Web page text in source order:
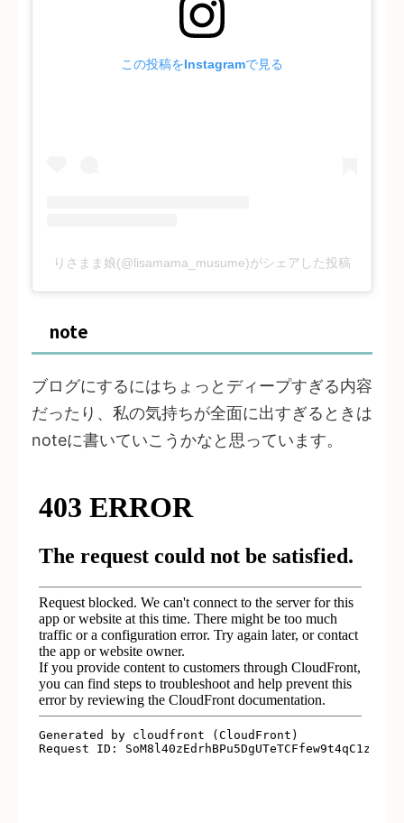
この投稿をInstagramで見る
りさまま娘(@lisamama_musume)がシェアした投稿
note
ブログにするにはちょっとディープすぎる内容
だったり、私の気持ちが全面に出すぎるときは
noteに書いていこうかなと思っています。